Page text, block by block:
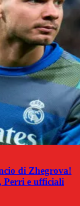
di Zhegrova!
Perri e ufficiali